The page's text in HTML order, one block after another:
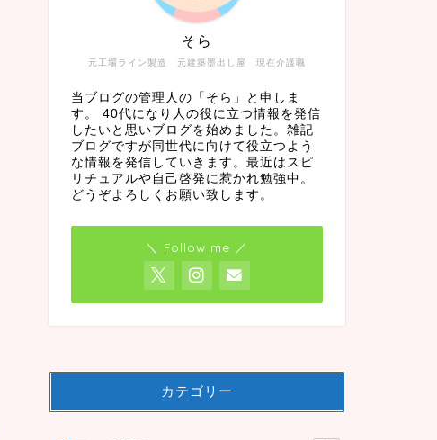
元工場ライン製造 元建築墨出し屋 現在介護職
そら
当ブログの管理人の「そら」と申しま
す。 40代になり人の役に立つ情報を発信
したいと思いブログを始めました。雑記
ブログですが同世代に向けて役立つよう
な情報を発信していきます。最近はスピ
リチュアルや自己啓発に惹かれ勉強中。
どうぞよろしくお願い致します。
＼ Follow me ／
カテゴリー